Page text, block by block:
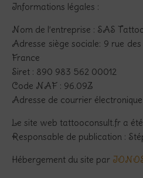
Informations légales :
Nom de l’entreprise : SAS
Adresse siège sociale: 9 rue
France
Siret : 890 983 562 00012
Code NAF : 96.09Z
Adresse de courrier électronique
Le site web tattooconsult.fr a
Responsable de publication :
Hébergement du site par